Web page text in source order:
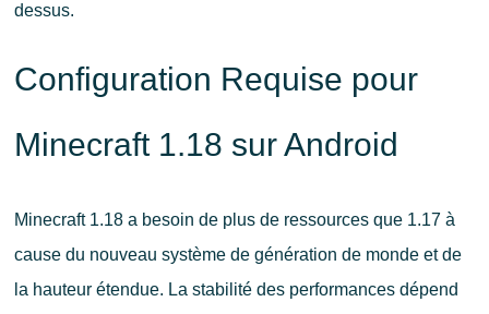
dessus.
Configuration Requise pour
Minecraft 1.18 sur Android
Minecraft 1.18 a besoin de plus de ressources que 1.17 à
cause du nouveau système de génération de monde et de
la hauteur étendue. La stabilité des performances dépend